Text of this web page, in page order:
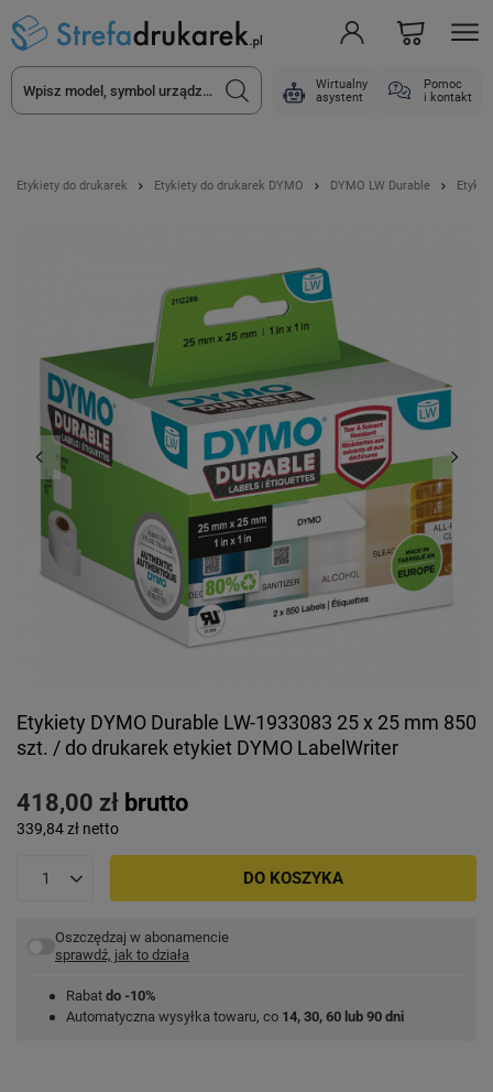
Wirtualny
asystent
Pomoc
i kontakt
Etykiety do drukarek Etykiety do drukarek DYMO DYMO LW Durable
Etykiety DYMO Durable LW-1933083 25 x 25 mm 850
szt. / do drukarek etykiet DYMO LabelWriter
418,00 zł brutto
339,84 zł netto
DO KOSZYKA
Oszczędzaj w abonamencie
sprawdź, jak to działa
Rabat do -10%
Automatyczna wysyłka towaru, co 14, 30, 60 lub 90 dni